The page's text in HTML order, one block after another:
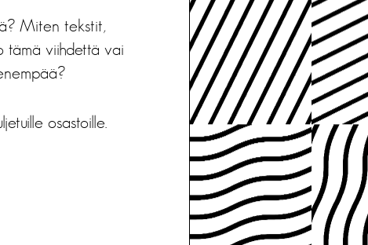
Miten tekstit,
tämä viihdettä vai
osastoille.